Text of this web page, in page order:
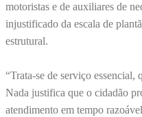
motoristas e de auxiliares de
injustificado da escala de
estrutural.
“Trata-se de serviço essencial,
Nada justifica que o cidadão
atendimento em tempo